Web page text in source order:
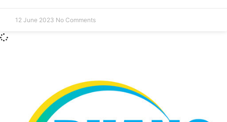
12 June 2023 No Comments